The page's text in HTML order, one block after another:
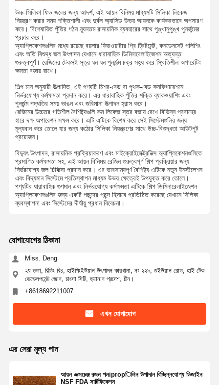
বাড়ি
উচ্চ-সিলিকা ফিড জলের জন্য আদর্শ, এই আয়ন বিনিময় মাধ্যমটি সিলিকা লিকেজ
নিয়ন্ত্রণ করার সময় শক্তিশালী এবং দুর্বল অ্যাসিড উভয় আয়নকে কার্যকরভাবে অপসারণ
করে। বিশেষায়িত পুঁতির গঠন ন্যূনতম রাসায়নিক ব্যবহারের সাথে পুঙ্খানুপুঙ্খ পুনর্জন্মের
প্রচার করে।
অ্যাপ্লিকেশনগুলির মধ্যে রয়েছে বয়লার ফিডওয়াটার প্রি ট্রিটমেন্ট, কনডেনসেট পলিশিং
এবং অতি বিশুদ্ধ জল উৎপাদন যেখানে ধারাবাহিক ডিমিনারেলাইজেশন অত্যন্ত
গুরুত্বপূর্ণ। রেজিনের টেকসই সূত্র ঘন ঘন পুনর্জন্ম চক্র সহ্য করে স্থিতিশীল অপারেটিং
ক্ষমতা বজায় রাখে।
শিল্প মান অনুযায়ী উত্পাদিত, এই পণ্যটি মিশ্র-বেড বা পৃথক-বেড কনফিগারেশনে
নির্ভরযোগ্য কর্মক্ষমতা প্রদান করে। এর ধারাবাহিক পুঁতির শক্তি ব্যাকওয়াশিং এবং
পুনর্জন্ম পদ্ধতির সময় ভাঙন এবং জরিমানা উত্পাদন হ্রাস করে।
রেজিনের উচ্চতর গতিশীল বৈশিষ্ট্যগুলি কম লিকেজ স্তর বজায় রেখে বিভিন্ন প্রবাহের
হারে দক্ষ অপারেশন সক্ষম করে। এটি এটিকে বিশেষ করে সেই সিস্টেমগুলির জন্য
মূল্যবান করে তোলে যার জন্য কঠোর সিলিকা নিয়ন্ত্রণের সাথে উচ্চ-বিশুদ্ধতা আউটপুট
প্রয়োজন।
বিদ্যুৎ উৎপাদন, রাসায়নিক প্রক্রিয়াকরণ এবং মাইক্রোইলেক্ট্রনিক্স অ্যাপ্লিকেশনগুলিতে
প্রমাণিত কর্মক্ষমতা সহ, এই আয়ন বিনিময় রেজিন গুরুত্বপূর্ণ শিল্প প্রক্রিয়ার জন্য
নির্ভরযোগ্য জল চিকিত্সা প্রদান করে। এর ভারসাম্যপূর্ণ বৈশিষ্ট্য এটিকে নতুন ইনস্টলেশন
এবং বিদ্যমান সিস্টেমে প্রতিস্থাপন মাধ্যম উভয় ক্ষেত্রেই উপযুক্ত করে তোলে।
পণ্যটির ধারাবাহিক গুণমান এবং নির্ভরযোগ্য কর্মক্ষমতা এটিকে শিল্প ডিমিনারেলাইজেশন
অ্যাপ্লিকেশনগুলির জন্য একটি পছন্দের পছন্দ হিসাবে প্রতিষ্ঠিত করেছে যেখানে সিলিকা
ব্যবস্থাপনা এবং সিস্টেমের দীর্ঘায়ু প্রধান বিবেচনা।
যোগাযোগের ঠিকানা
Miss. Deng
২য় তলা, বিল্ডিং বি৪, হাইপিংইউয়ান উৎপাদন কারখানা, নং ২২৯, গুইউয়ান রোড, হাই-টেক
ডেভেলপমেন্ট জোন, চাংসা সিটি, হুয়ানান প্রদেশ, চীন।
+8618692211007
এখন যোগাযোগ
এর সেরা মূল্য পান
আয়ন এক্সচেঞ্জ রজন পলipropিলিন উপাদান বিচ্ছিন্নযোগ্য ডিজাইন
NSF FDA সার্টিফিকেশন